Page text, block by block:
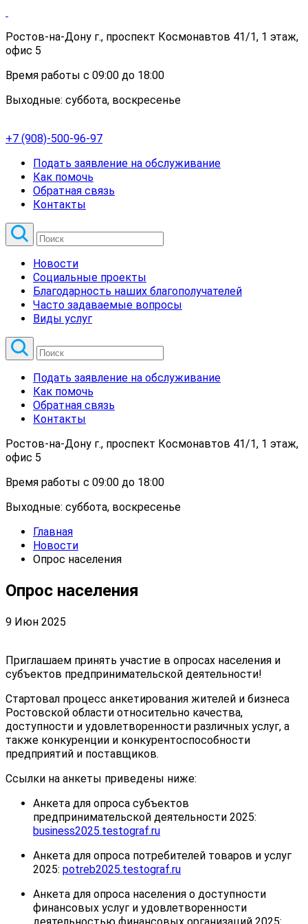
Ростов-на-Дону г., проспект Космонавтов 41/1, 1 этаж,
офис 5
Время работы с 09:00 до 18:00
Выходные: суббота, воскресенье
+7 (908)-500-96-97
Подать заявление на обслуживание
Как помочь
Обратная связь
Контакты
Новости
Социальные проекты
Благодарность наших благополучателей
Часто задаваемые вопросы
Виды услуг
Подать заявление на обслуживание
Как помочь
Обратная связь
Контакты
Ростов-на-Дону г., проспект Космонавтов 41/1, 1 этаж,
офис 5
Время работы с 09:00 до 18:00
Выходные: суббота, воскресенье
Главная
Новости
Опрос населения
Опрос населения
9 Июн 2025
Приглашаем принять участие в опросах населения и
субъектов предпринимательской деятельности!
Стартовал процесс анкетирования жителей и бизнеса
Ростовской области относительно качества,
доступности и удовлетворенности различных услуг, а
также конкуренции и конкурентоспособности
предприятий и поставщиков.
Ссылки на анкеты приведены ниже:
Анкета для опроса субъектов
предпринимательской деятельности 2025:
business2025.testograf.ru
Анкета для опроса потребителей товаров и услуг
2025: potreb2025.testograf.ru
Анкета для опроса населения о доступности
финансовых услуг и удовлетворенности